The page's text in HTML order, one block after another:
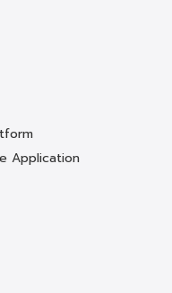
Application